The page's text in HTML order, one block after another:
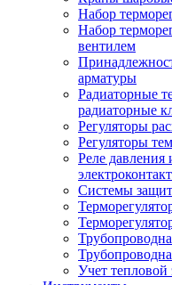
Набор
Набор
вентилем
арматуры
Радиаторные
радиаторные
Регуляторы
Регуляторы
Реле давления
Системы
Учет тепловой